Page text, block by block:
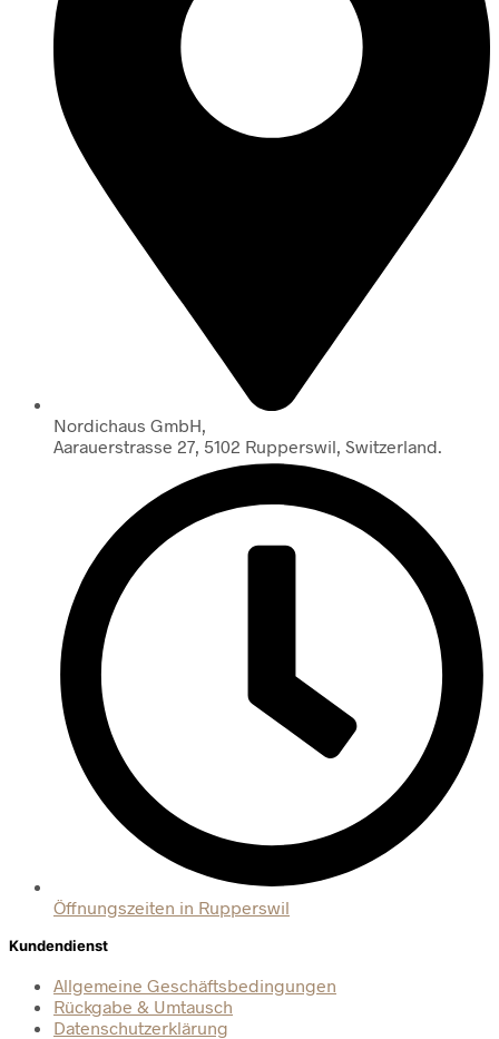
Nordichaus GmbH,
Aarauerstrasse 27, 5102 Rupperswil, Switzerland.
Öffnungszeiten in Rupperswil
Kundendienst
Allgemeine Geschäftsbedingungen
Rückgabe & Umtausch
Datenschutzerklärung